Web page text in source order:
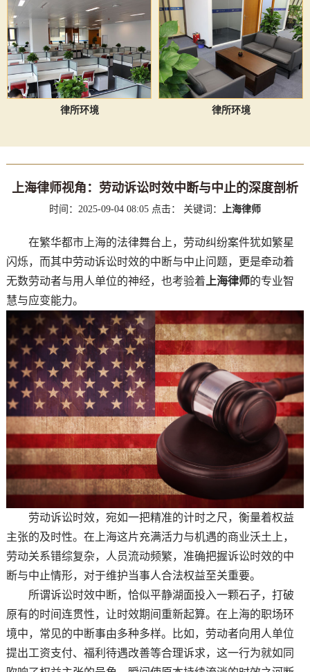
律所环境 律所环境
上海律师视角：劳动诉讼时效中断与中止的深度剖析
时间：2025-09-04 08:05 点击： 关键词： 上海律师
在繁华都市上海的法律舞台上，劳动纠纷案件犹如繁星
闪烁，而其中劳动诉讼时效的中断与中止问题，更是牵动着
无数劳动者与用人单位的神经，也考验着 上海律师的专业智
慧与应变能力。
劳动诉讼时效，宛如一把精准的计时之尺，衡量着权益
主张的及时性。在上海这片充满活力与机遇的商业沃土上，
劳动关系错综复杂，人员流动频繁，准确把握诉讼时效的中
断与中止情形，对于维护当事人合法权益至关重要。
所谓诉讼时效中断，恰似平静湖面投入一颗石子，打破
原有的时间连贯性，让时效期间重新起算。在上海的职场环
境中，常见的中断事由多种多样。比如，劳动者向用人单位
提出工资支付、福利待遇改善等合理诉求，这一行为就如同